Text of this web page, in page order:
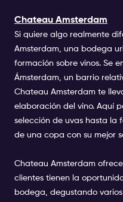
Chateau Amsterdam
Si quiere algo realmente
Amsterdam, una bodega
formación sobre vinos. Se
Ámsterdam, un barrio
Chateau Amsterdam te
elaboración del vino. Aquí
selección de uvas hasta la
de una copa con su mejor
Chateau Amsterdam
clientes tienen la
bodega, degustando